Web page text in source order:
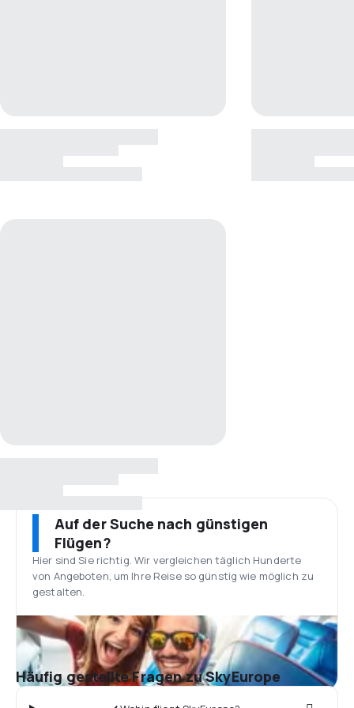
Auf der Suche nach günstigen
Flügen?
Hier sind Sie richtig. Wir vergleichen täglich Hunderte
von Angeboten, um Ihre Reise so günstig wie möglich zu
gestalten.
Häufig gestellte Fragen zu SkyEurope